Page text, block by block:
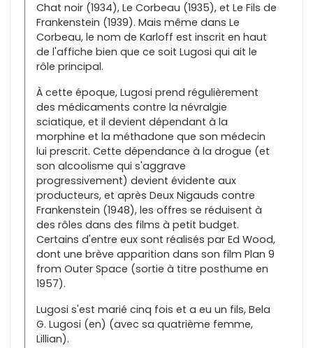
Chat noir (1934), Le Corbeau (1935), et Le Fils de
Frankenstein (1939). Mais même dans Le
Corbeau, le nom de Karloff est inscrit en haut
de l'affiche bien que ce soit Lugosi qui ait le
rôle principal.
À cette époque, Lugosi prend régulièrement
des médicaments contre la névralgie
sciatique, et il devient dépendant à la
morphine et la méthadone que son médecin
lui prescrit. Cette dépendance à la drogue (et
son alcoolisme qui s'aggrave
progressivement) devient évidente aux
producteurs, et après Deux Nigauds contre
Frankenstein (1948), les offres se réduisent à
des rôles dans des films à petit budget.
Certains d'entre eux sont réalisés par Ed Wood,
dont une brève apparition dans son film Plan 9
from Outer Space (sortie à titre posthume en
1957).
Lugosi s'est marié cinq fois et a eu un fils, Bela
G. Lugosi (en) (avec sa quatrième femme,
Lillian).